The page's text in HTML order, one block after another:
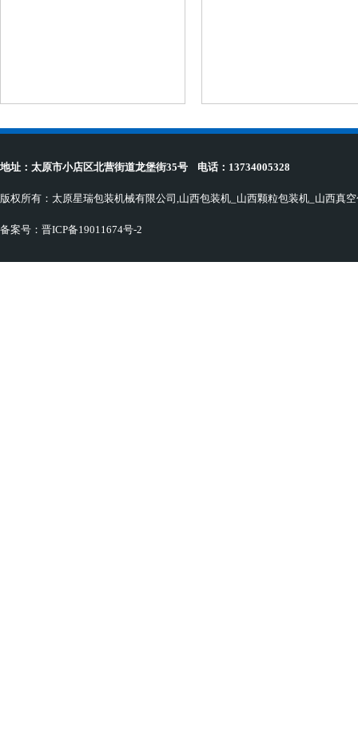
地址：太原市小店区北营街道龙堡街35号 电话：13734005328
版权所有：太原星瑞包装机械有限公司,山西包装机_山西颗粒包装机_山西真
备案号： 晋ICP备19011674号-2